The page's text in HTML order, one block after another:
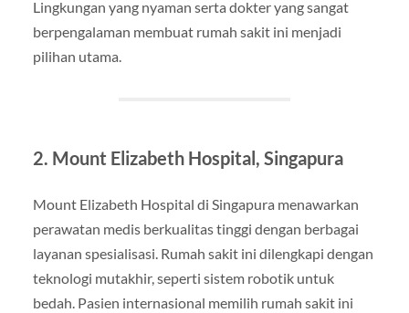
Lingkungan yang nyaman serta dokter yang sangat
berpengalaman membuat rumah sakit ini menjadi
pilihan utama.
2. Mount Elizabeth Hospital, Singapura
Mount Elizabeth Hospital di Singapura menawarkan
perawatan medis berkualitas tinggi dengan berbagai
layanan spesialisasi. Rumah sakit ini dilengkapi dengan
teknologi mutakhir, seperti sistem robotik untuk
bedah. Pasien internasional memilih rumah sakit ini